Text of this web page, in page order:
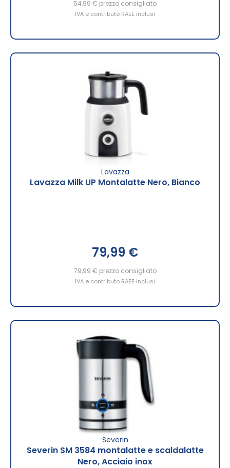
54,99 € prezzo consigliato
IVA e contributo RAEE inclusi
Lavazza
Lavazza Milk UP Montalatte Nero, Bianco
79,99 €
79,99 € prezzo consigliato
IVA e contributo RAEE inclusi
Severin
Severin SM 3584 montalatte e scaldalatte
Nero, Acciaio inox